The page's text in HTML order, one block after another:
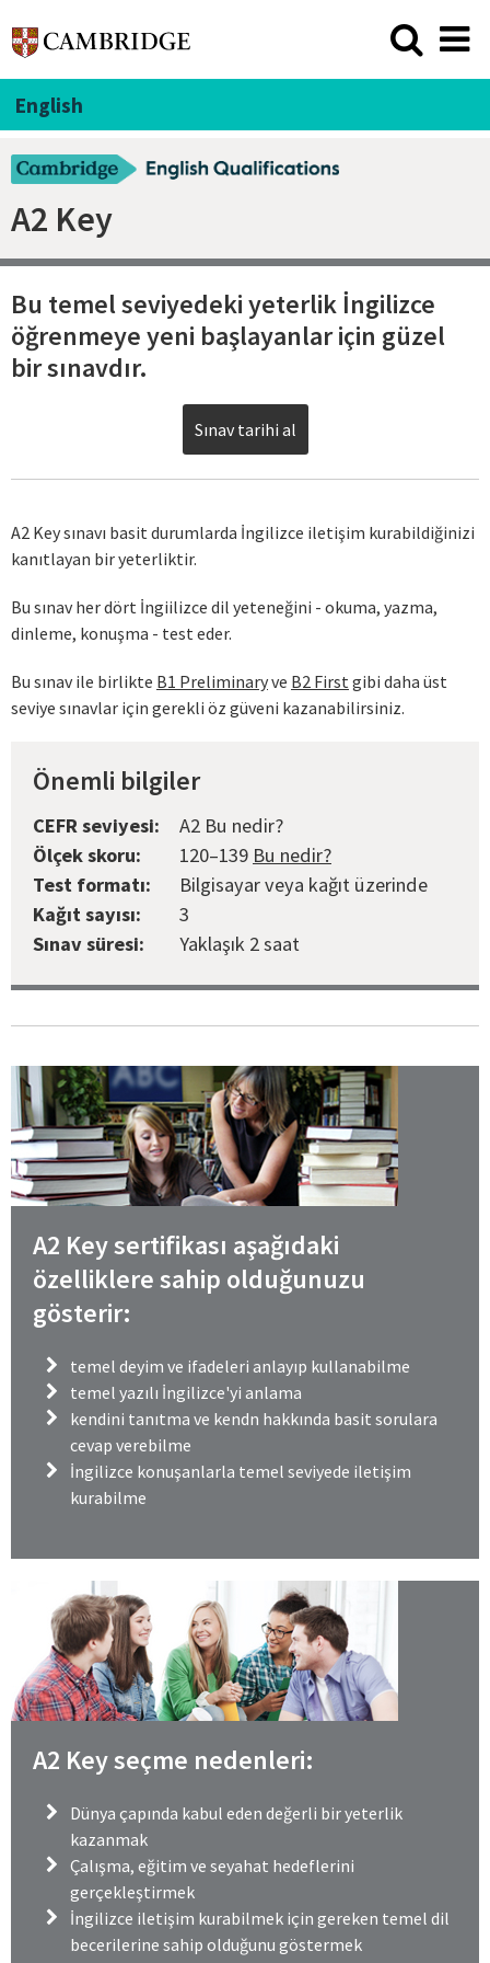
English
A2 Key
Bu temel seviyedeki yeterlik İngilizce
öğrenmeye yeni başlayanlar için güzel
bir sınavdır.
Sınav tarihi al
A2 Key sınavı basit durumlarda İngilizce iletişim kurabildiğinizi
kanıtlayan bir yeterliktir.
Bu sınav her dört İngiilizce dil yeteneğini - okuma, yazma,
dinleme, konuşma - test eder.
Bu sınav ile birlikte B1 Preliminaryve B2 First gibi daha üst
seviye sınavlar için gerekli öz güveni kazanabilirsiniz.
Önemli bilgiler
CEFR seviyesi:
A2 Bu nedir?
Ölçek skoru:
120–139 Bu nedir?
Test formatı:
Bilgisayar veya kağıt üzerinde
Kağıt sayısı:
3
Sınav süresi:
Yaklaşık 2 saat
A2 Key sertifikası aşağıdaki
özelliklere sahip olduğunuzu
gösterir:
temel deyim ve ifadeleri anlayıp kullanabilme
temel yazılı İngilizce'yi anlama
kendini tanıtma ve kendn hakkında basit sorulara
cevap verebilme
İngilizce konuşanlarla temel seviyede iletişim
kurabilme
A2 Key seçme nedenleri:
Dünya çapında kabul eden değerli bir yeterlik
kazanmak
Çalışma, eğitim ve seyahat hedeflerini
gerçekleştirmek
İngilizce iletişim kurabilmek için gereken temel dil
becerilerine sahip olduğunu göstermek